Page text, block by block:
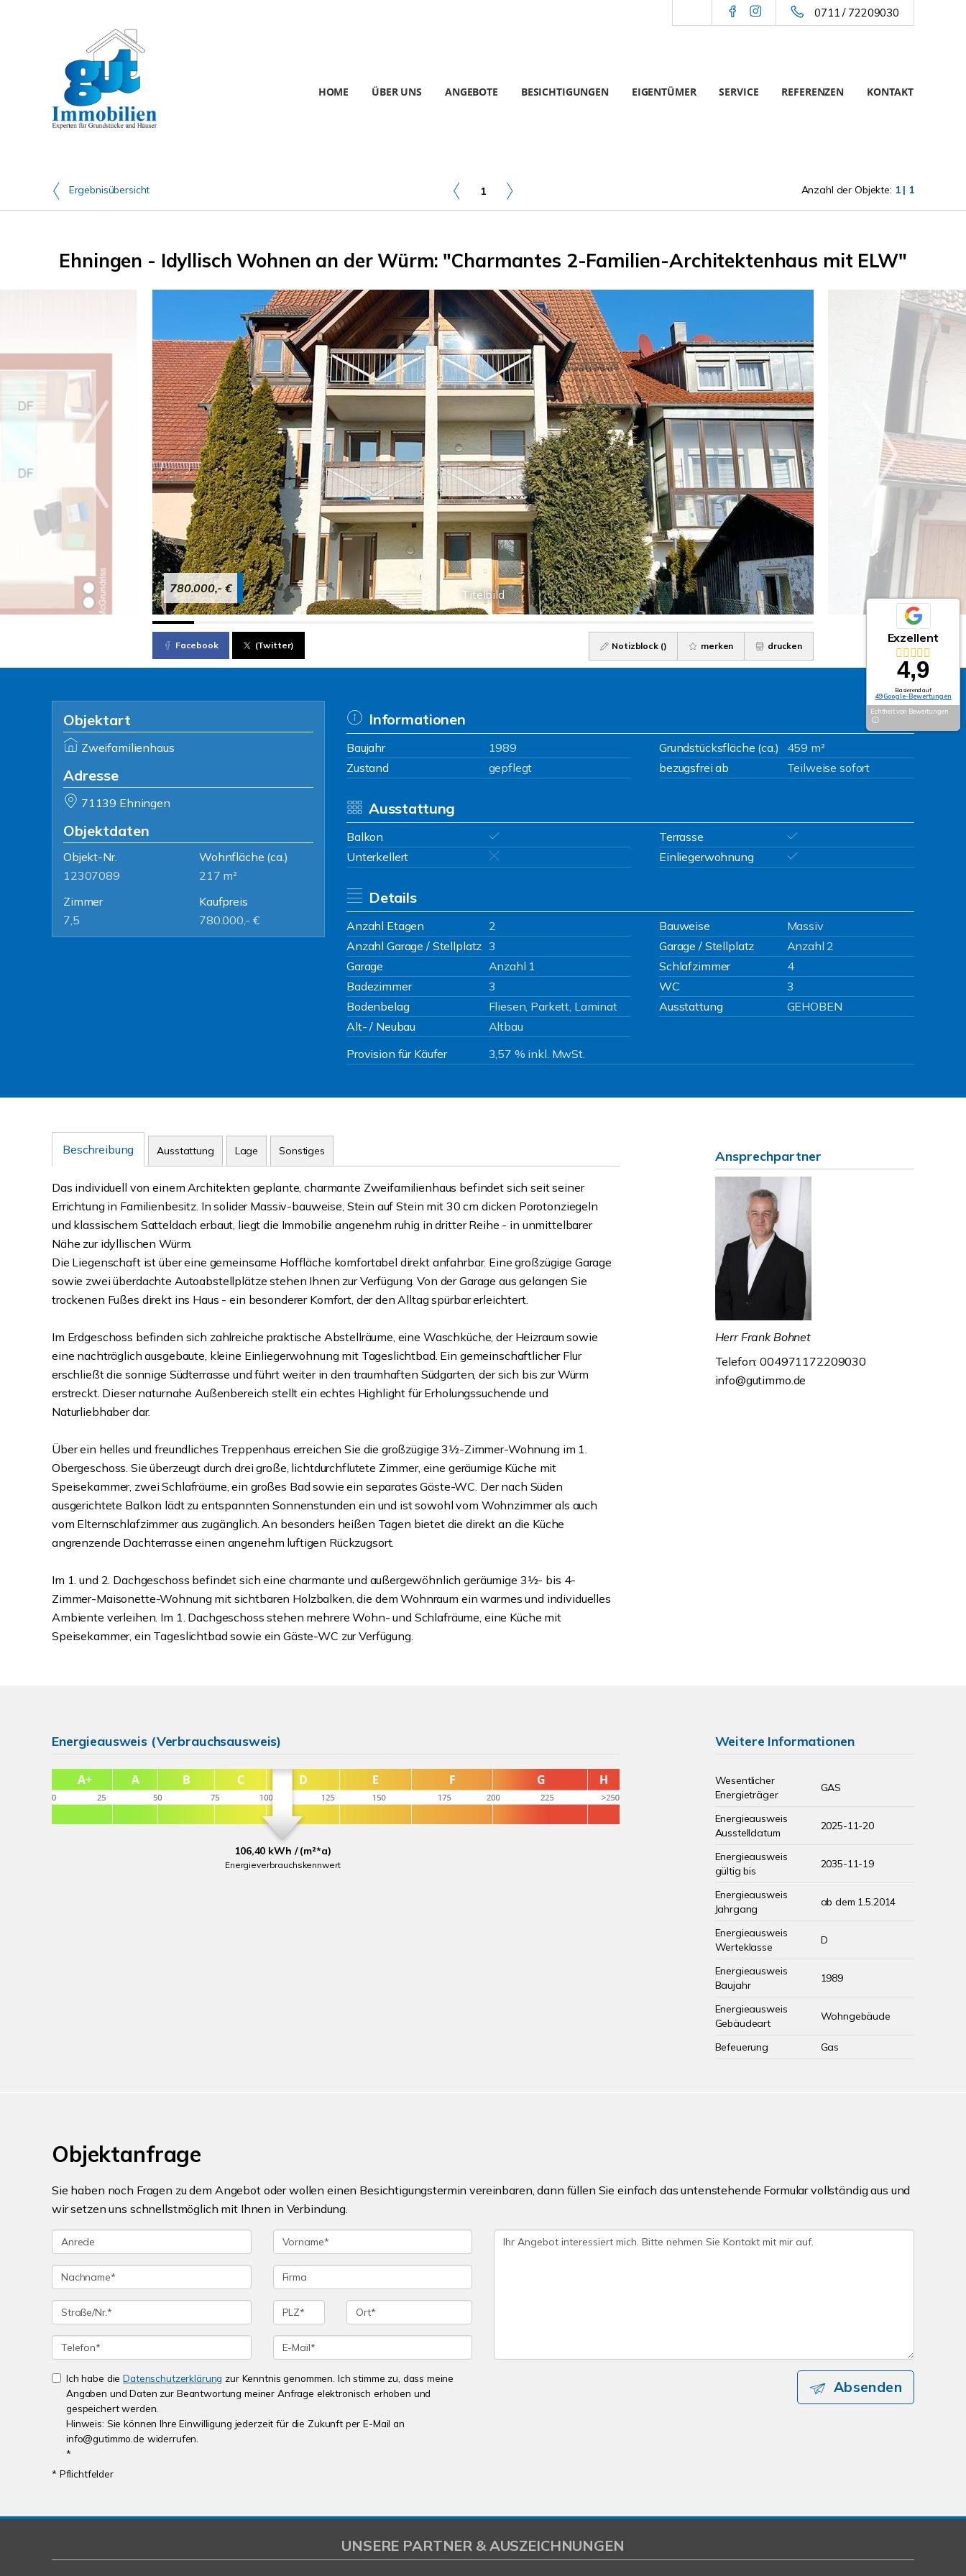
0711 / 72209030
HOME ÜBER UNS ANGEBOTE BESICHTIGUNGEN EIGENTÜMER SERVICE REFERENZEN KONTAKT
Ergebnisübersicht 1 Anzahl der Objekte: 1 | 1
Ehningen - Idyllisch Wohnen an der Würm: "Charmantes 2-Familien-Architektenhaus mit ELW"
Titelbild
780.000,- €
Facebook (Twitter) Notizblock () merken drucken
Objektart
Zweifamilienhaus
Adresse
71139 Ehningen
Objektdaten
Objekt-Nr.
12307089
Wohnfläche (ca.)
217 m²
Zimmer
7,5
Kaufpreis
780.000,- €
Informationen
Baujahr 1989 Grundstücksfläche (ca.)
459 m²
Zustand
gepflegt bezugsfrei ab Teilweise sofort
Ausstattung
Balkon
Terrasse
Unterkellert
Einliegerwohnung
Details
Anzahl Etagen 2 Bauweise
Massiv
Anzahl Garage / Stellplatz 3 Garage / Stellplatz
Anzahl 2
Garage
Anzahl 1 Schlafzimmer
4
Badezimmer
3 WC
3
Bodenbelag
Fliesen, Parkett, Laminat Ausstattung
GEHOBEN
Alt- / Neubau
Altbau
Provision für Käufer
3,57 % inkl. MwSt.
Beschreibung Ausstattung Lage Sonstiges
Das individuell von einem Architekten geplante, charmante Zweifamilienhaus befindet sich seit seiner
Errichtung in Familienbesitz. In solider Massiv-bauweise, Stein auf Stein mit 30 cm dicken Porotonziegeln
und klassischem Satteldach erbaut, liegt die Immobilie angenehm ruhig in dritter Reihe - in unmittelbarer
Nähe zur idyllischen Würm.
Die Liegenschaft ist über eine gemeinsame Hoffläche komfortabel direkt anfahrbar. Eine großzügige Garage
sowie zwei überdachte Autoabstellplätze stehen Ihnen zur Verfügung. Von der Garage aus gelangen Sie
trockenen Fußes direkt ins Haus - ein besonderer Komfort, der den Alltag spürbar erleichtert.
Im Erdgeschoss befinden sich zahlreiche praktische Abstellräume, eine Waschküche, der Heizraum sowie
eine nachträglich ausgebaute, kleine Einliegerwohnung mit Tageslichtbad. Ein gemeinschaftlicher Flur
erschließt die sonnige Südterrasse und führt weiter in den traumhaften Südgarten, der sich bis zur Würm
erstreckt. Dieser naturnahe Außenbereich stellt ein echtes Highlight für Erholungssuchende und
Naturliebhaber dar.
Über ein helles und freundliches Treppenhaus erreichen Sie die großzügige 3½-Zimmer-Wohnung im 1.
Obergeschoss. Sie überzeugt durch drei große, lichtdurchflutete Zimmer, eine geräumige Küche mit
Speisekammer, zwei Schlafräume, ein großes Bad sowie ein separates Gäste-WC. Der nach Süden
ausgerichtete Balkon lädt zu entspannten Sonnenstunden ein und ist sowohl vom Wohnzimmer als auch
vom Elternschlafzimmer aus zugänglich. An besonders heißen Tagen bietet die direkt an die Küche
angrenzende Dachterrasse einen angenehm luftigen Rückzugsort.
Im 1. und 2. Dachgeschoss befindet sich eine charmante und außergewöhnlich geräumige 3½- bis 4-
Zimmer-Maisonette-Wohnung mit sichtbaren Holzbalken, die dem Wohnraum ein warmes und individuelles
Ambiente verleihen. Im 1. Dachgeschoss stehen mehrere Wohn- und Schlafräume, eine Küche mit
Speisekammer, ein Tageslichtbad sowie ein Gäste-WC zur Verfügung.
Ansprechpartner
Herr Frank Bohnet
Telefon: 004971172209030
info@gutimmo.de
Energieausweis (Verbrauchsausweis)
106,40 kWh / (m²*a)
Energieverbrauchskennwert
Weitere Informationen
Wesentlicher
Energieträger
GAS
Energieausweis
Ausstelldatum
2025-11-20
Energieausweis
gültig bis
2035-11-19
Energieausweis
Jahrgang
ab dem 1.5.2014
Energieausweis
Werteklasse
D
Energieausweis
Baujahr
1989
Energieausweis
Gebäudeart
Wohngebäude
Befeuerung Gas
Objektanfrage
Sie haben noch Fragen zu dem Angebot oder wollen einen Besichtigungstermin vereinbaren, dann füllen Sie einfach das untenstehende Formular vollständig aus und
wir setzen uns schnellstmöglich mit Ihnen in Verbindung.
Ich habe dieDatenschutzerklärung zur Kenntnis genommen. Ich stimme zu, dass meine
Angaben und Daten zur Beantwortung meiner Anfrage elektronisch erhoben und
gespeichert werden.
Hinweis: Sie können Ihre Einwilligung jederzeit für die Zukunft per E-Mail an
info@gutimmo.de widerrufen.
*
* Pflichtfelder
Absenden
Exzellent
4,9
Basierend auf
49 Google-Bewertungen
Echtheit von Bewertungen
UNSERE PARTNER & AUSZEICHNUNGEN